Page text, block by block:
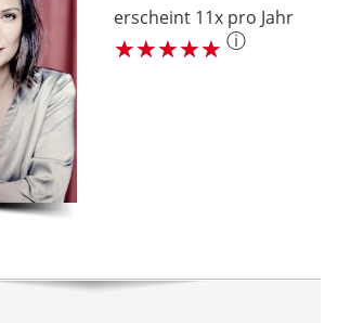
erscheint 11x pro Jahr
ⓘ